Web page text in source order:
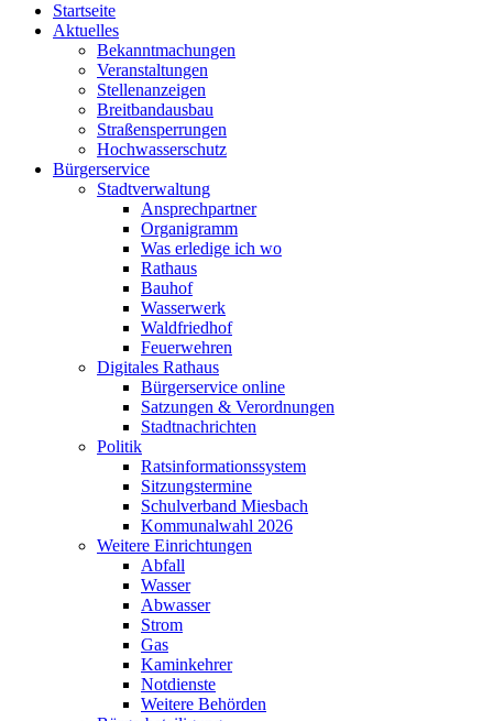
Startseite
Aktuelles
Bekanntmachungen
Veranstaltungen
Stellenanzeigen
Breitbandausbau
Straßensperrungen
Hochwasserschutz
Bürgerservice
Stadtverwaltung
Ansprechpartner
Organigramm
Was erledige ich wo
Rathaus
Bauhof
Wasserwerk
Waldfriedhof
Feuerwehren
Digitales Rathaus
Bürgerservice online
Satzungen & Verordnungen
Stadtnachrichten
Politik
Ratsinformationssystem
Sitzungstermine
Schulverband Miesbach
Kommunalwahl 2026
Weitere Einrichtungen
Abfall
Wasser
Abwasser
Strom
Gas
Kaminkehrer
Notdienste
Weitere Behörden